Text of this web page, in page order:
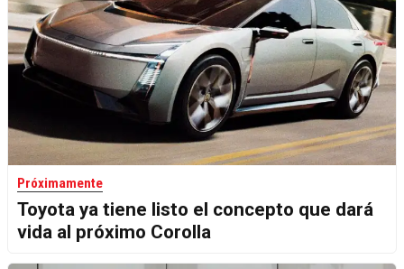
Próximamente
Toyota ya tiene listo el concepto que dará
vida al próximo Corolla